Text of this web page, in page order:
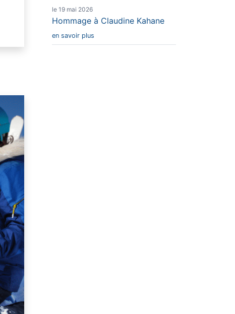
le 19 mai 2026
Hommage à Claudine Kahane
en savoir plus